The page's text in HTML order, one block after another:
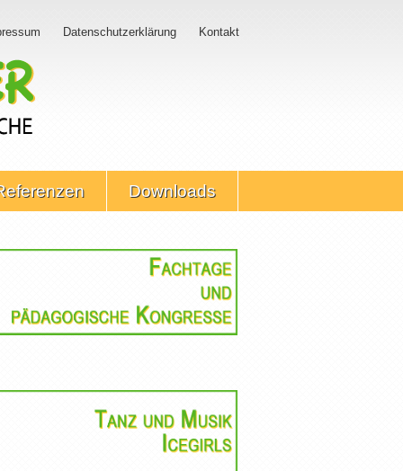
Datenschutzerklärung Kontakt
Downloads